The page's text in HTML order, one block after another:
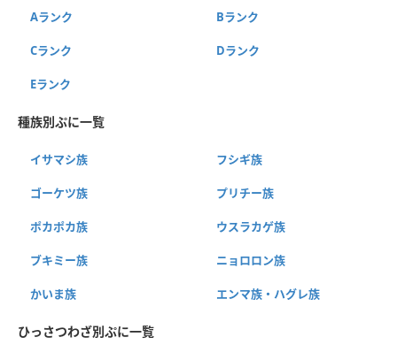
Aランク Bランク
Cランク Dランク
Eランク
種族別ぷに一覧
イサマシ族 フシギ族
ゴーケツ族 プリチー族
ポカポカ族 ウスラカゲ族
ブキミー族 ニョロロン族
かいま族 エンマ族・ハグレ族
ひっさつわざ別ぷに一覧